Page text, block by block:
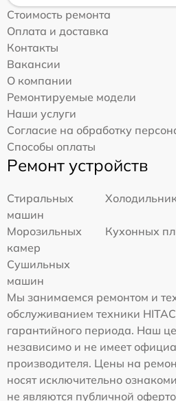
Стоимость ремонта
Оплата и доставка
Контакты
Вакансии
О компании
Ремонтируемые модели
Наши услуги
Согласие на обработку
Способы оплаты
Ремонт устройств
Стиральных
машин
Морозильных
камер
Кухонных
Сушильных
машин
Мы занимаемся ремонтом и
обслуживанием техники
гарантийного периода. Наш
независимо и не имеет
производителя. Цены на
носят исключительно
не являются публичной